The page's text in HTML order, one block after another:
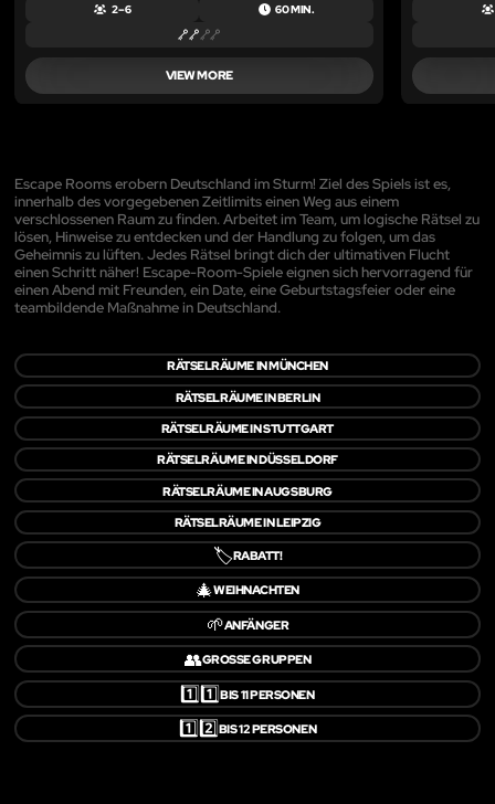
2 – 6 60 MIN.
VIEW MORE
Escape Rooms erobern Deutschland im Sturm! Ziel des Spiels ist es,
innerhalb des vorgegebenen Zeitlimits einen Weg aus einem
verschlossenen Raum zu finden. Arbeitet im Team, um logische Rätsel zu
lösen, Hinweise zu entdecken und der Handlung zu folgen, um das
Geheimnis zu lüften. Jedes Rätsel bringt dich der ultimativen Flucht
einen Schritt näher! Escape-Room-Spiele eignen sich hervorragend für
einen Abend mit Freunden, ein Date, eine Geburtstagsfeier oder eine
teambildende Maßnahme in Deutschland.
RÄTSELRÄUME IN MÜNCHEN
RÄTSELRÄUME IN BERLIN
RÄTSELRÄUME IN STUTTGART
RÄTSELRÄUME IN DÜSSELDORF
RÄTSELRÄUME IN AUGSBURG
RÄTSELRÄUME IN LEIPZIG
🏷️RABATT!
🎄WEIHNACHTEN
🌱ANFÄNGER
👥GROSSE GRUPPEN
1️⃣1️⃣BIS 11 PERSONEN
1️⃣2️⃣BIS 12 PERSONEN